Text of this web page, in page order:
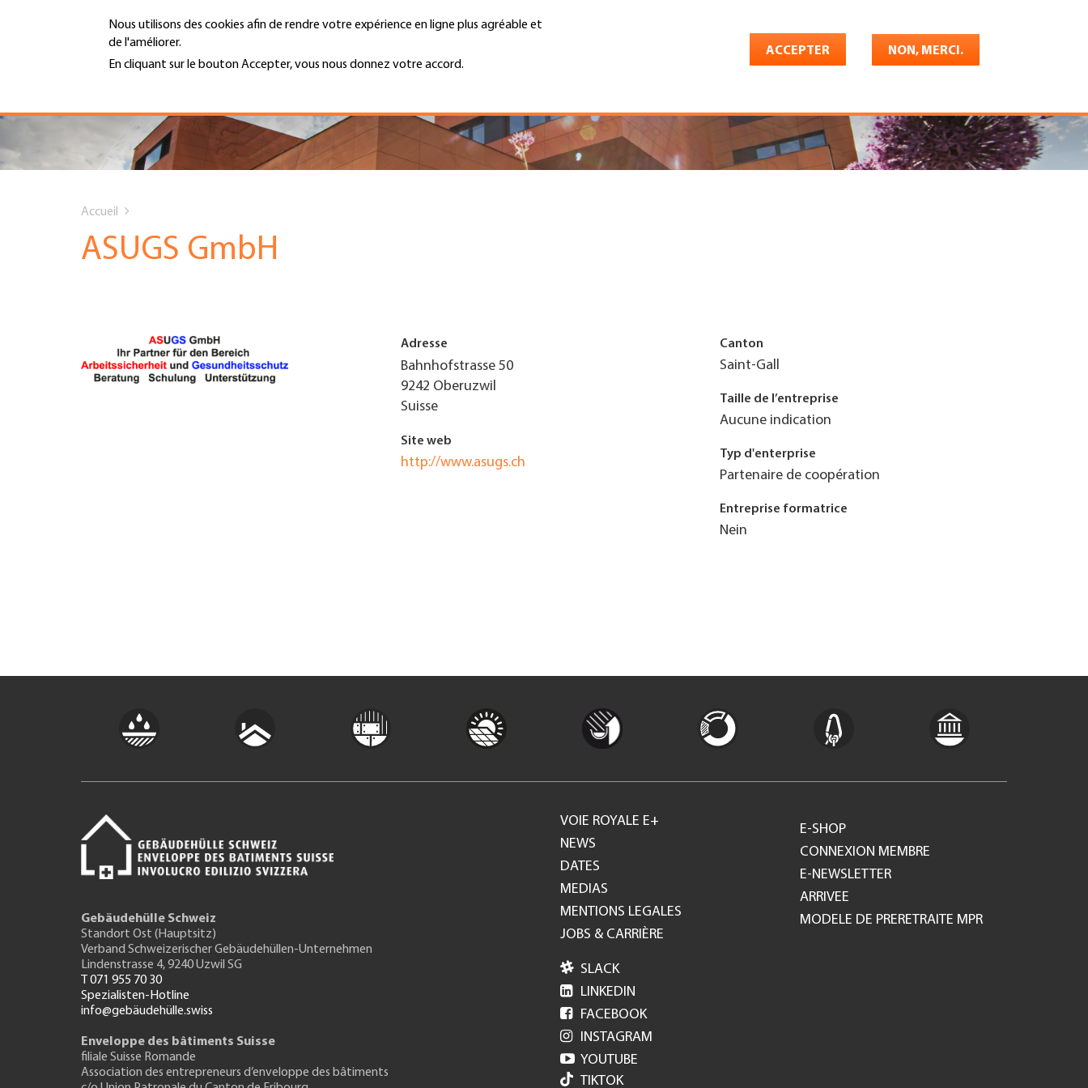
Nous utilisons des cookies afin de rendre votre expérience en ligne plus agréable et
de l'améliorer.
En cliquant sur le bouton Accepter, vous nous donnez votre accord.
ACCEPTER NON, MERCI.
Hauptnavigation
PORTRAIT
SERVICES
INFOTHÈQUE
MENU
Top
Menu
Shop Konto Français
are
Accueil
ASUGS GmbH
Adresse
Bahnhofstrasse 50
9242 Oberuzwil
Suisse
Site web
http://www.asugs.ch
Canton
Saint-Gall
Taille de l’entreprise
Aucune indication
Typ d'enterprise
Partenaire de coopération
Entreprise formatrice
Nein
Gebäudehülle Schweiz
Standort Ost (Hauptsitz)
Verband Schweizerischer Gebäudehüllen-Unternehmen
Lindenstrasse 4, 9240 Uzwil SG
T 071 955 70 30
Spezialisten-Hotline
info@gebäudehülle.swiss
Enveloppe des bâtiments Suisse
filiale Suisse Romande
Association des entrepreneurs d’enveloppe des bâtiments
Footer
GH
VOIE ROYALE E+
NEWS
DATES
MEDIAS
MENTIONS LEGALES
JOBS & CARRIÈRE
E-SHOP
CONNEXION MEMBRE
E-NEWSLETTER
ARRIVEE
MODELE DE PRERETRAITE MPR
 SLACK
 LINKEDIN
 FACEBOOK
 INSTAGRAM
 YOUTUBE
TIKTOK